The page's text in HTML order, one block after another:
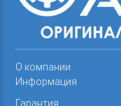
О компании
Информация
Гарантия